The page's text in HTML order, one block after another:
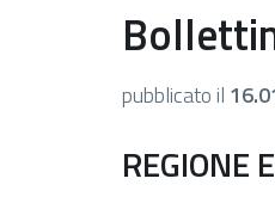
pubblicato il
REGIONE